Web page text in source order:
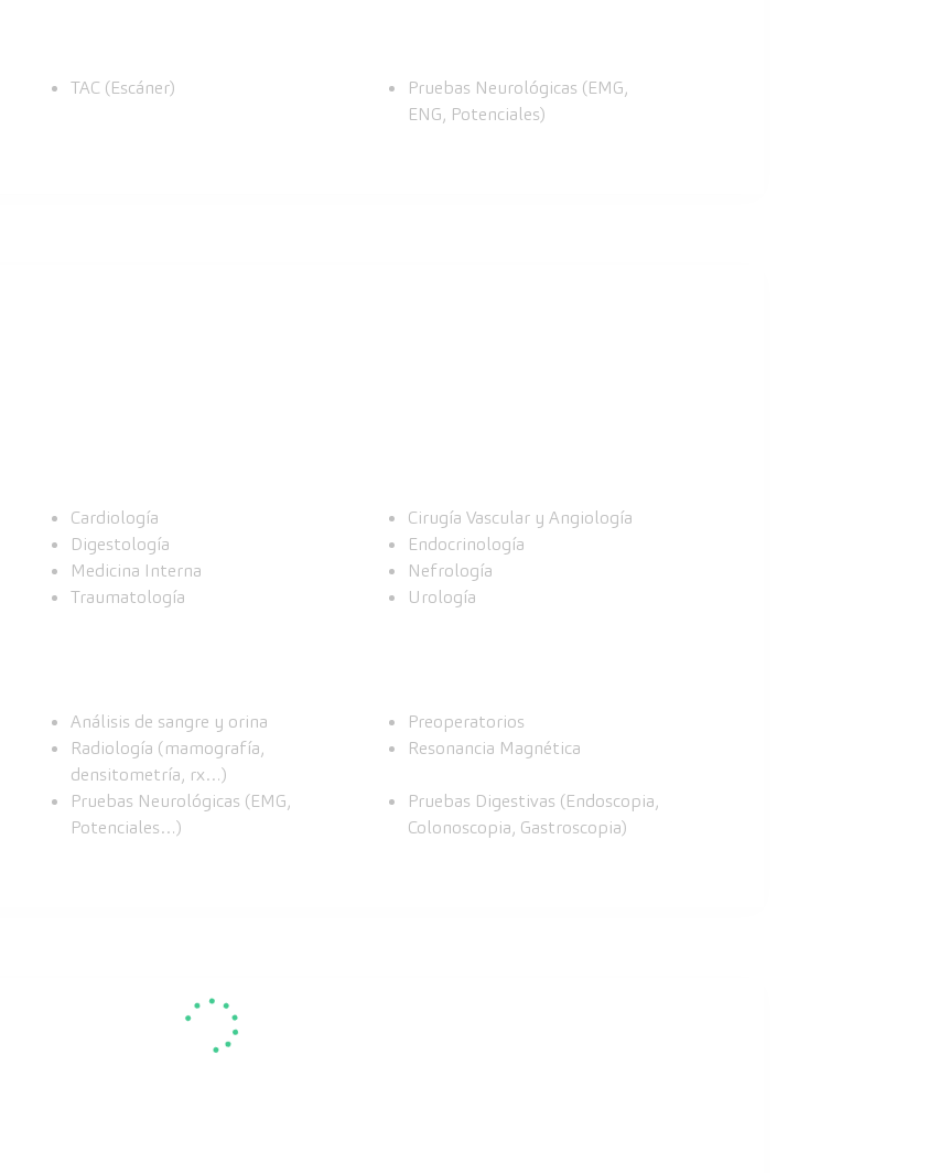
TAC (Escáner)
Pruebas Neurológicas (EMG,
ENG, Potenciales)
Cardiología
Cirugía Vascular y Angiología
Digestología
Endocrinología
Medicina Interna
Nefrología
Traumatología Urología
Análisis de sangre y orina
Preoperatorios
Radiología (mamografía,
densitometría, rx…)
Resonancia Magnética
Pruebas Neurológicas (EMG,
Potenciales…)
Pruebas Digestivas (Endoscopia,
Colonoscopia, Gastroscopia)